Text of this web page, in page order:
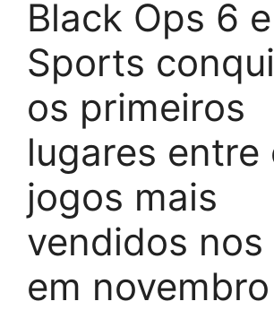
Black Ops 6
Sports
os primeiros
lugares entre
jogos mais
vendidos nos
em novembro